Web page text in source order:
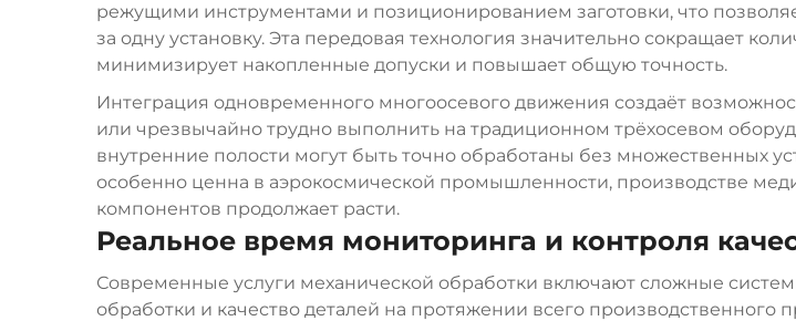
режущими инструментами и позиционированием заготовки, что
за одну установку. Эта передовая технология значительно сокращает
минимизирует накопленные допуски и повышает общую точность.
Интеграция одновременного многоосевого движения создаёт
или чрезвычайно трудно выполнить на традиционном трёхосевом
внутренние полости могут быть точно обработаны без множественных
особенно ценна в аэрокосмической промышленности, производстве
компонентов продолжает расти.
Реальное время мониторинга и контроля
Современные услуги механической обработки включают сложные
обработки и качество деталей на протяжении всего